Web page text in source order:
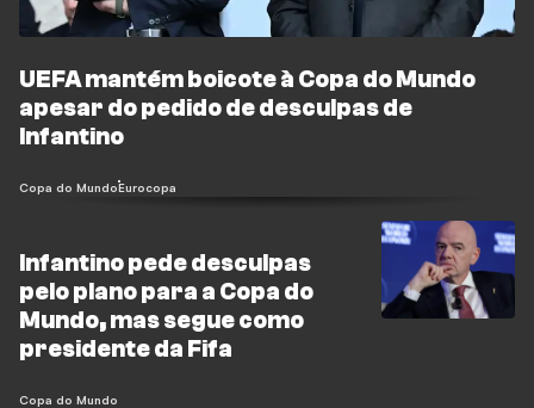
UEFA mantém boicote à Copa do Mundo
apesar do pedido de desculpas de
Infantino
Copa do MundoEurocopa
Infantino pede desculpas
pelo plano para a Copa do
Mundo, mas segue como
presidente da Fifa
Copa do Mundo